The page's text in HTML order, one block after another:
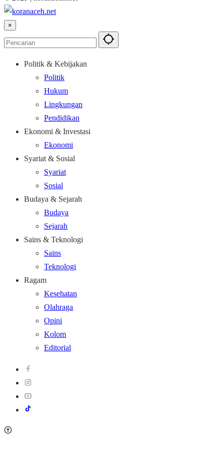
×
Politik & Kebijakan
Politik
Hukum
Lingkungan
Pendidikan
Ekonomi & Investasi
Ekonomi
Syariat & Sosial
Syariat
Sosial
Budaya & Sejarah
Budaya
Sejarah
Sains & Teknologi
Sains
Teknologi
Ragam
Kesehatan
Olahraga
Opini
Kolom
Editorial